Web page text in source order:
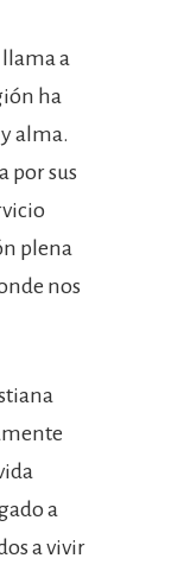
a
ha
alma.
por sus
plena
nos
a
a vivir